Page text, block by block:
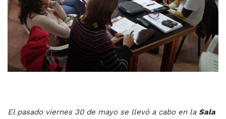
El pasado viernes 30 de mayo se llevó a cabo en la Sala